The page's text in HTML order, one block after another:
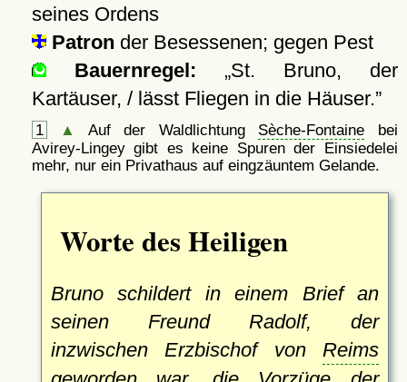
seines Ordens
Patron der Besessenen; gegen Pest
Bauernregel:
St. Bruno, der
Kartäuser, / lässt Fliegen in die Häuser.
1 ▲ Auf der Waldlichtung Sèche-Fontaine bei
Avirey-Lingey gibt es keine Spuren der Einsiedelei
mehr, nur ein Privathaus auf eingzäuntem Gelande.
Worte des Heiligen
Bruno schildert in einem Brief an
seinen Freund Radolf, der
inzwischen Erzbischof von Reims